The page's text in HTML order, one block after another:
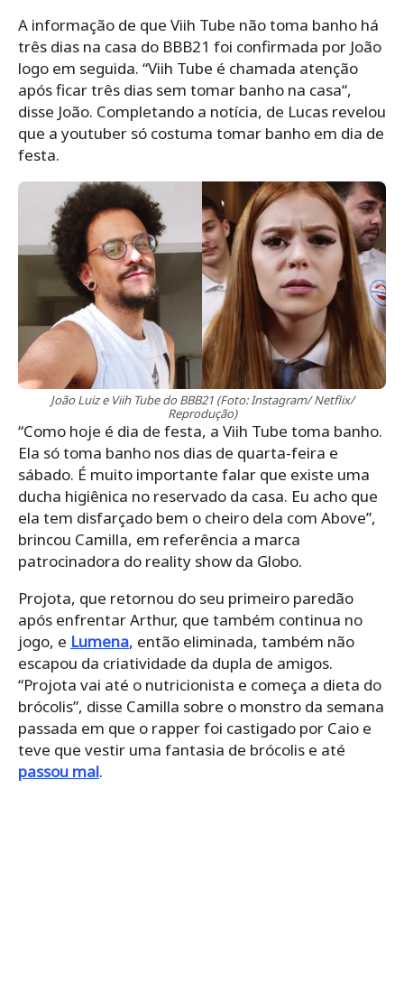
A informação de que Viih Tube não toma banho há
três dias na casa do BBB21 foi confirmada por João
logo em seguida. “Viih Tube é chamada atenção
após ficar três dias sem tomar banho na casa“,
disse João. Completando a notícia, de Lucas revelou
que a youtuber só costuma tomar banho em dia de
festa.
João Luiz e Viih Tube do BBB21 (Foto: Instagram/ Netflix/
Reprodução)
“Como hoje é dia de festa, a Viih Tube toma banho.
Ela só toma banho nos dias de quarta-feira e
sábado. É muito importante falar que existe uma
ducha higiênica no reservado da casa. Eu acho que
ela tem disfarçado bem o cheiro dela com Above”,
brincou Camilla, em referência a marca
patrocinadora do reality show da Globo.
Projota, que retornou do seu primeiro paredão
após enfrentar Arthur, que também continua no
jogo, e Lumena, então eliminada, também não
escapou da criatividade da dupla de amigos.
“Projota vai até o nutricionista e começa a dieta do
brócolis”, disse Camilla sobre o monstro da semana
passada em que o rapper foi castigado por Caio e
teve que vestir uma fantasia de brócolis e até
passou mal.